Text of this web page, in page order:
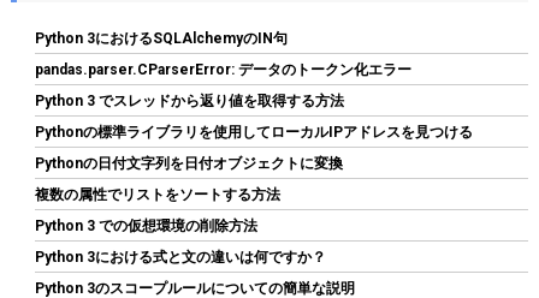
JastBang USB-C HDMIキャプチャーボード 4K入力 1080P録画
UVC対応 低遅延 電源不要 ドライバー不要 | Switch、PS5、PC、
iOS、Androidに対応。OBS Studio、Twitch、YouTubeを使用し
たゲーム実況やライブ配信、会議録画に活用できます。小型軽量
｜日本語取扱説明書付き。
Python 3におけるSQLAlchemyのIN句
pandas.parser.CParserError: データのトークン化エラー
Python 3 でスレッドから返り値を取得する方法
Pythonの標準ライブラリを使用してローカルIPアドレスを見つける
Pythonの日付文字列を日付オブジェクトに変換
複数の属性でリストをソートする方法
Python 3 での仮想環境の削除方法
Python 3における式と文の違いは何ですか？
Python 3のスコープルールについての簡単な説明